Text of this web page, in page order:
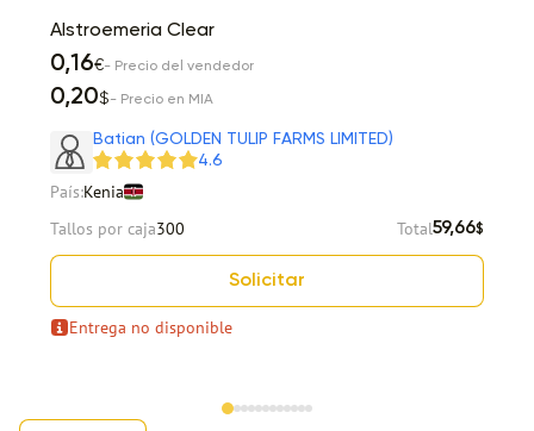
Alstroemeria Clear
0,16€- Precio del vendedor
0,20$- Precio en MIA
Batian (GOLDEN TULIP FARMS LIMITED)
4.6
País:Kenia
Tallos por caja300 Total59,66$
Solicitar
Entrega no disponible
Item 1 of 12